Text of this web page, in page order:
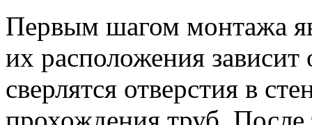
Первым шагом монтажа
их расположения
сверлятся отверстия в